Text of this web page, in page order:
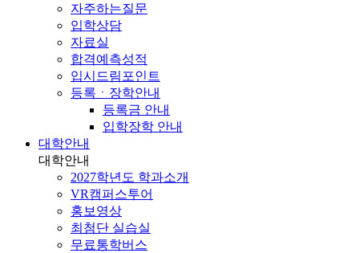
자주하는질문
입학상담
자료실
합격예측성적
입시드림포인트
등록ㆍ장학안내
등록금 안내
입학장학 안내
대학안내
대학안내
2027학년도 학과소개
VR캠퍼스투어
홍보영상
최첨단 실습실
무료통학버스